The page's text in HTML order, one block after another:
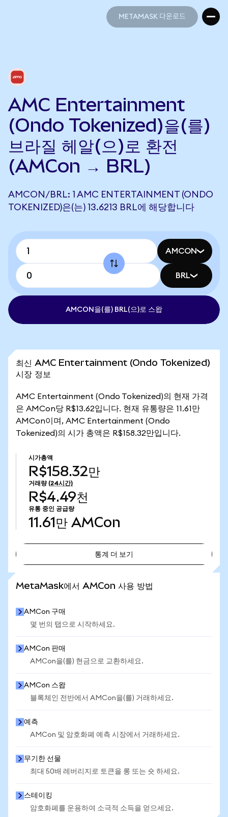
METAMASK 다운로드
AMC Entertainment
(Ondo Tokenized)을(를)
브라질 헤알(으)로 환전
(AMCon → BRL)
AMCON/BRL: 1 AMC ENTERTAINMENT (ONDO
TOKENIZED)은(는) 13.6213 BRL에 해당합니다
AMCON
BRL
AMCON을(를) BRL(으)로 스왑
최신 AMC Entertainment (Ondo Tokenized)
시장 정보
AMC Entertainment (Ondo Tokenized)의 현재 가격
은 AMCon당 R$13.62입니다. 현재 유통량은 11.61만
AMCon이며, AMC Entertainment (Ondo
Tokenized)의 시가 총액은 R$158.32만입니다.
시가총액
R$158.32만
거래량 (24시간)
R$4.49천
유통 중인 공급량
11.61만 AMCon
통계 더 보기
MetaMask에서 AMCon 사용 방법
AMCon 구매
몇 번의 탭으로 시작하세요.
AMCon 판매
AMCon을(를) 현금으로 교환하세요.
AMCon 스왑
블록체인 전반에서 AMCon을(를) 거래하세요.
예측
AMCon 및 암호화폐 예측 시장에서 거래하세요.
무기한 선물
최대 50배 레버리지로 토큰을 롱 또는 숏 하세요.
스테이킹
암호화폐를 운용하여 소극적 소득을 얻으세요.